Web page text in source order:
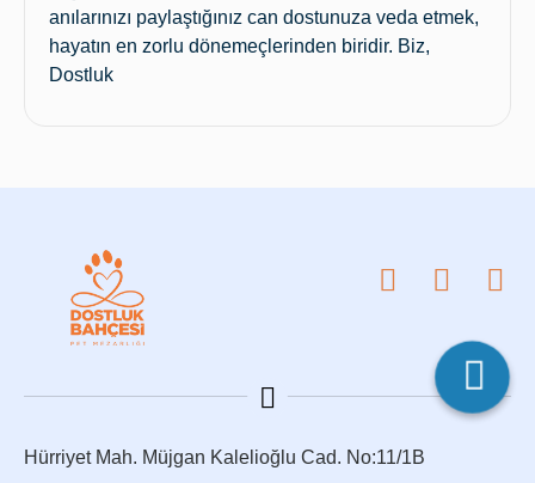
anılarınızı paylaştığınız can dostunuza veda etmek,
hayatın en zorlu dönemeçlerinden biridir. Biz,
Dostluk
Hürriyet Mah. Müjgan Kalelioğlu Cad. No:11/1B